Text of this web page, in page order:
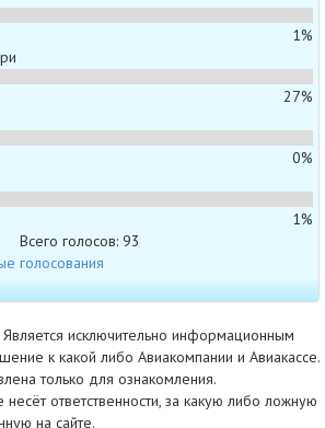
1%
27%
0%
1%
Всего голосов: 93
голосования
исключительно информационным
к какой либо Авиакомпании и Авиакассе.
только для ознакомления.
ответственности, за какую либо ложную
на сайте.